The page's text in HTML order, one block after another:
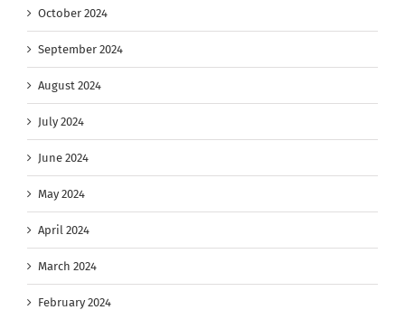
October 2024
September 2024
August 2024
July 2024
June 2024
May 2024
April 2024
March 2024
February 2024